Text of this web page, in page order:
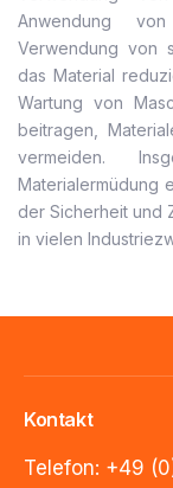
Anwendung
Verwendung von
das Material
Wartung von
beitragen,
vermeiden.
Materialermüdung
der Sicherheit und
in vielen
Kontakt
Telefon: +49